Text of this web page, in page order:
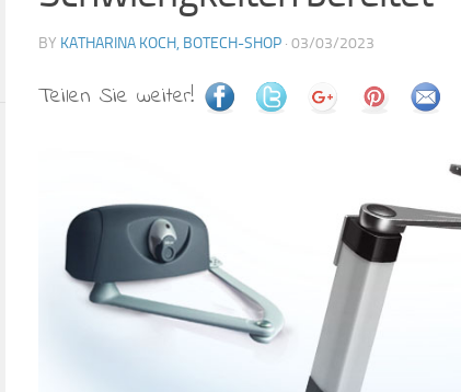
BY KATHARINA KOCH, BOTECH-SHOP · 03/03/2023
Teilen Sie weiter!